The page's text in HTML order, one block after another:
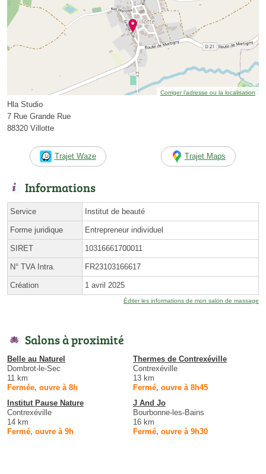
Corriger l’adresse ou la localisation
Hla Studio
7 Rue Grande Rue
88320 Villotte
Trajet Waze Trajet Maps
Informations
Service Institut de beauté
Forme juridique Entrepreneur individuel
SIRET 10316661700011
N° TVA Intra. FR23103166617
Création 1 avril 2025
Éditer les informations de mon salon de massage
Salons à proximité
Belle au Naturel
Dombrot-le-Sec
11 km
Fermée, ouvre à 8h
Thermes de Contrexéville
Contrexéville
13 km
Fermé, ouvre à 8h45
Institut Pause Nature
Contrexéville
14 km
Fermé, ouvre à 9h
J And Jo
Bourbonne-les-Bains
16 km
Fermé, ouvre à 9h30